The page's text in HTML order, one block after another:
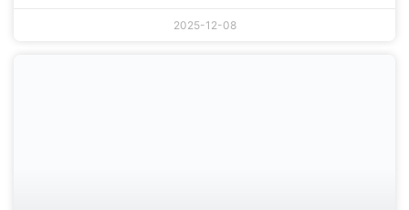
2025-12-08